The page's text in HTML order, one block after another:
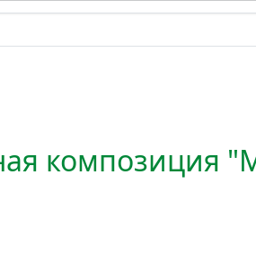
композиция